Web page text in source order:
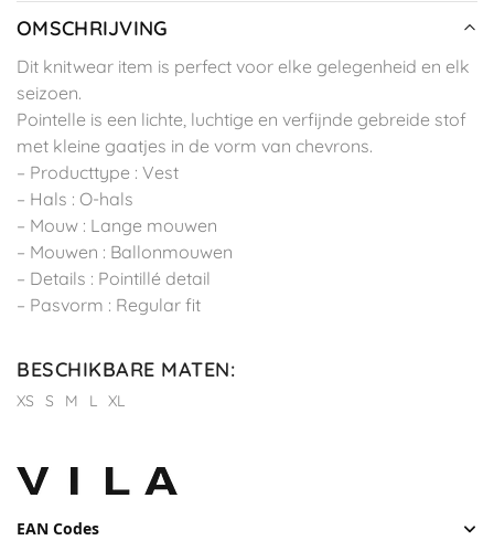
OMSCHRIJVING
Dit knitwear item is perfect voor elke gelegenheid en elk
seizoen.
Pointelle is een lichte, luchtige en verfijnde gebreide stof
met kleine gaatjes in de vorm van chevrons.
– Producttype : Vest
– Hals : O-hals
– Mouw : Lange mouwen
– Mouwen : Ballonmouwen
– Details : Pointillé detail
– Pasvorm : Regular fit
BESCHIKBARE MATEN:
XS S M L XL
EAN Codes